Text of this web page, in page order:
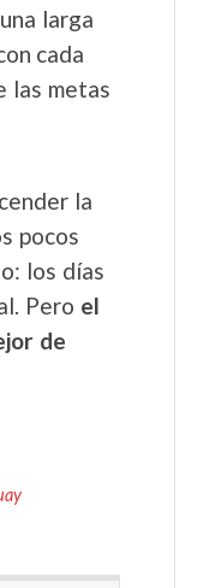
larga
cada
las metas
la
pocos
los días
Pero el
de